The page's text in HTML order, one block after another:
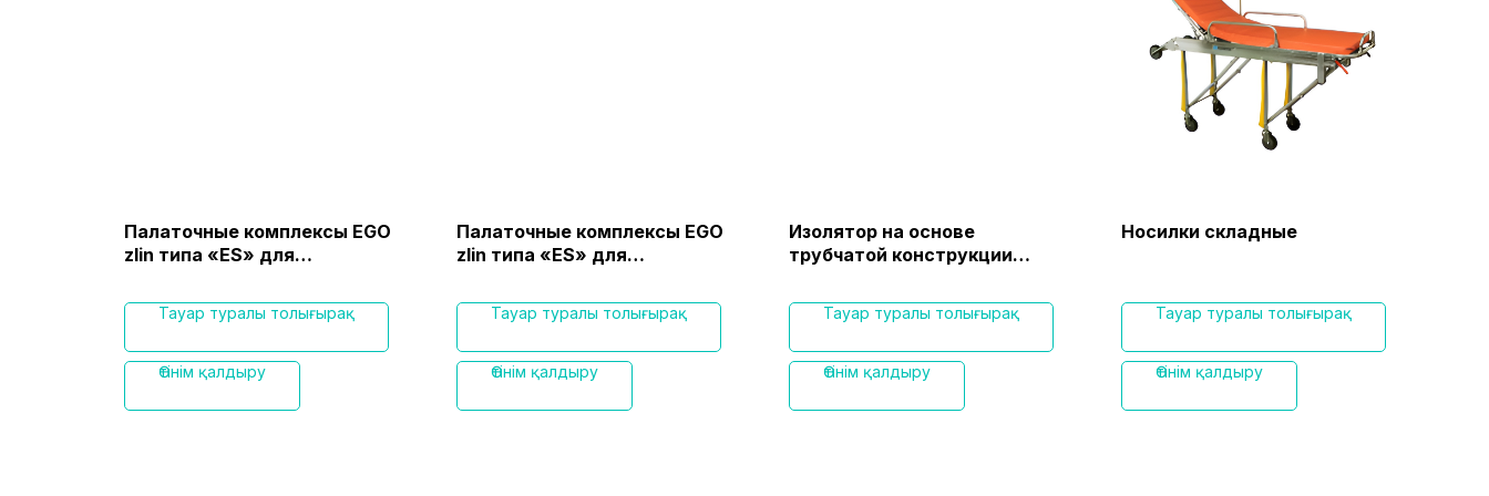
Палаточные комплексы EGO
zlin типа «ЕS» для
Тауар туралы толығырақ
Өтінім қалдыру
Палаточные комплексы EGO
zlin типа «ЕS» для
чрезвычайных ситуациях
Тауар туралы толығырақ
Өтінім қалдыру
Изолятор на основе
трубчатой конструкции
Тауар туралы толығырақ
Өтінім қалдыру
Носилки складные
Тауар туралы толығырақ
Өтінім қалдыру